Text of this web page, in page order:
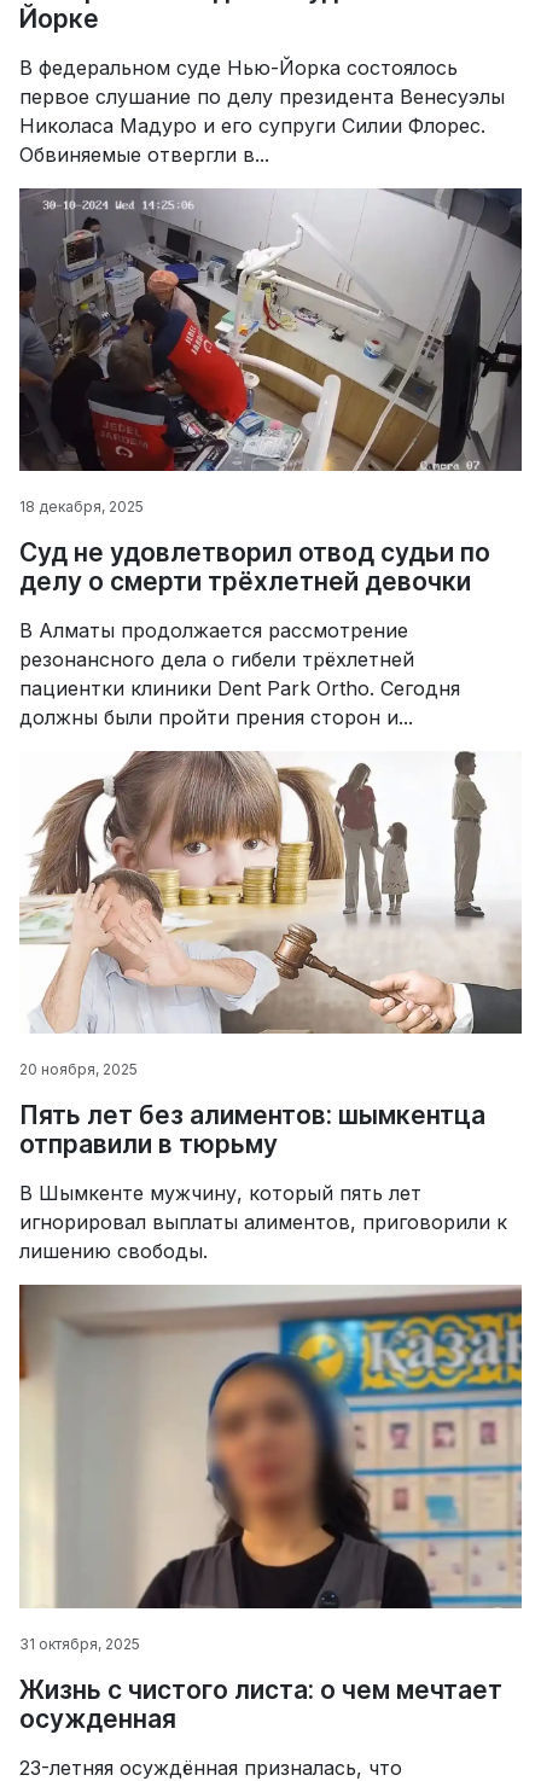
Йорке
В федеральном суде Нью-Йорка состоялось
первое слушание по делу президента Венесуэлы
Николаса Мадуро и его супруги Силии Флорес.
Обвиняемые отвергли в...
18 декабря, 2025
Суд не удовлетворил отвод судьи по
делу о смерти трёхлетней девочки
В Алматы продолжается рассмотрение
резонансного дела о гибели трёхлетней
пациентки клиники Dent Park Ortho. Сегодня
должны были пройти прения сторон и...
20 ноября, 2025
Пять лет без алиментов: шымкентца
отправили в тюрьму
В Шымкенте мужчину, который пять лет
игнорировал выплаты алиментов, приговорили к
лишению свободы.
31 октября, 2025
Жизнь с чистого листа: о чем мечтает
осужденная
23-летняя осуждённая призналась, что